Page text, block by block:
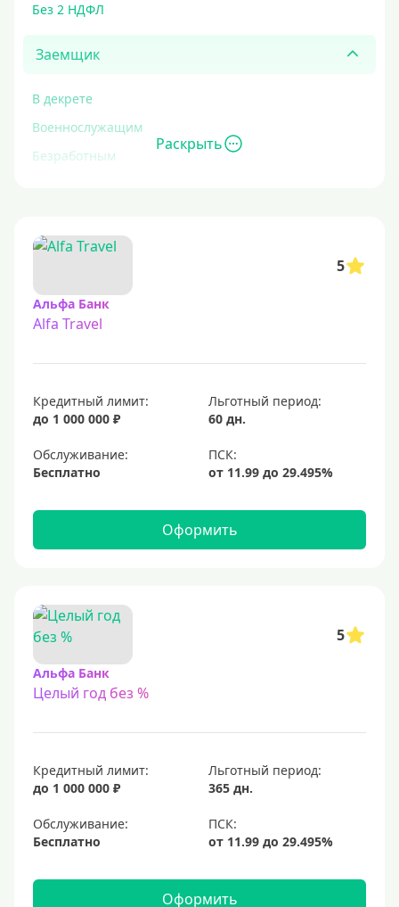
Без 2 НДФЛ
Заемщик
В декрете
Военнослужащим
Безработным
С временной регистрацией
До 75 лет
До 80 лет
С 18 лет
С 20 лет
С 23 лет
Льготный период (без процентов)
С льготным периодом
50 дней
55 дней
На 90 дней
100 дней
110 дней
Раскрыть
5
Альфа Банк
Alfa Travel
Кредитный лимит:
до 1 000 000 ₽
Льготный период:
60 дн.
Обслуживание:
Бесплатно
Оформить
5
Альфа Банк
Целый год без %
Кредитный лимит:
до 1 000 000 ₽
Льготный период:
365 дн.
Обслуживание:
Бесплатно
Оформить